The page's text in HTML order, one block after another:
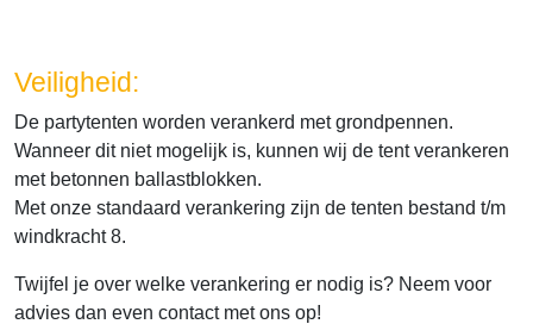
Veiligheid:
De partytenten worden verankerd met grondpennen.
Wanneer dit niet mogelijk is, kunnen wij de tent verankeren
met betonnen ballastblokken.
Met onze standaard verankering zijn de tenten bestand t/m
windkracht 8.
Twijfel je over welke verankering er nodig is? Neem voor
advies dan even contact met ons op!